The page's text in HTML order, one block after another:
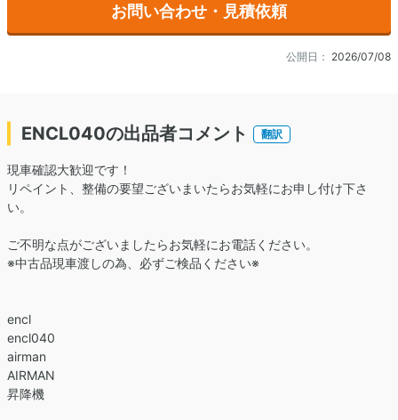
お問い合わせ・見積依頼
公開日： 2026/07/08
ENCL040の出品者コメント 翻訳
現車確認大歓迎です！
リペイント、整備の要望ございまいたらお気軽にお申し付け下さ
い。
ご不明な点がございましたらお気軽にお電話ください。
※中古品現車渡しの為、必ずご検品ください※
encl
encl040
airman
AIRMAN
昇降機